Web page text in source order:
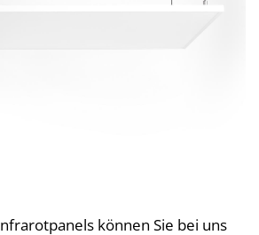
können Sie bei uns